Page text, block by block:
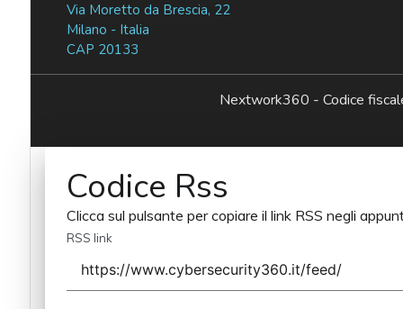
Via Moretto da Brescia, 22
Milano - Italia
CAP 20133
Nextwork360 - Codice
Codice Rss
Clicca sul pulsante per copiare il link RSS negli
RSS link